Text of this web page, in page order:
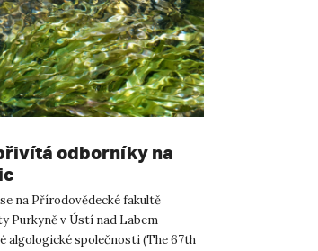
odborníky na
na Přírodovědecké fakultě
Purkyně v Ústí nad Labem
algologické společnosti (The 67th